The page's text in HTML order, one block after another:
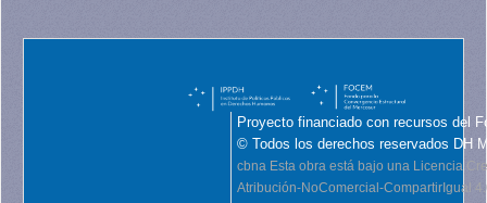
Proyecto financiado con recursos del
© Todos los derechos reservados DH
cbna Esta obra está bajo una Licencia
Atribución-NoComercial-CompartirIgual